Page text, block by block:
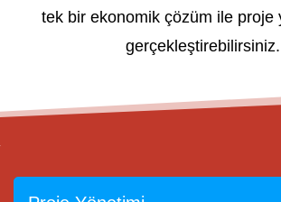
tek bir ekonomik çözüm ile proje
gerçekleştirebilirsiniz.